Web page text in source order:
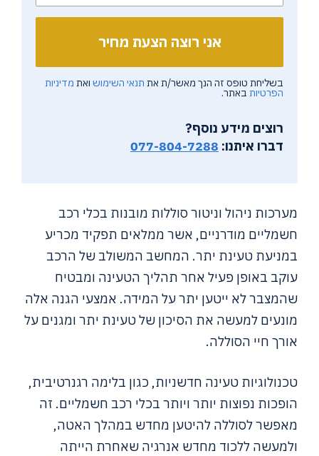
בשליחת טופס זה הנך מאשר/ת את תנאי השימוש ואת מדיניות
הפרטיות באתר.
רוצים מידע נוסף?
דברו איתנו: 077-804-7288
מערכות ניהול וניטור סוללות מובנות בכלי רכב
חשמליים מודרניים, אשר ממלאים תפקיד מכריע
במניעת טעינת יתר. המחשב המשולב של הרכב
עוקב באופן פעיל אחר תהליך הטעינה ומבטיח
שהמצבר לא ייטען יתר על המידה. אמצעי הגנה אלה
מונעים למעשה את הסיכון של טעינת יתר ומגנים על
אורך חיי הסוללה.
טכנולוגיות טעינה חדשניות, כגון בלימה רגנרטיבית,
הופכות נפוצות יותר ויותר בכלי רכב חשמליים. זה
מאפשר לסוללה להיטען מחדש במהלך האטה,
ולמעשה ללכוד מחדש אנרגיה שאחרת הייתה